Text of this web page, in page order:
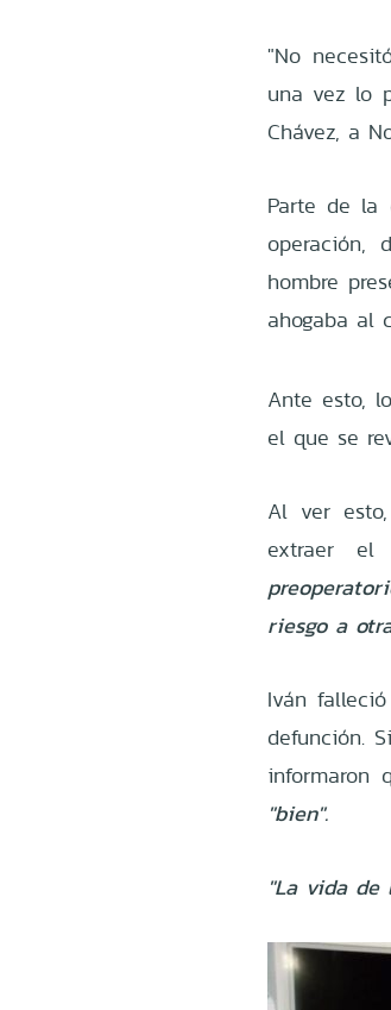
"No
una vez lo
Chávez, a
Parte de la
operación,
hombre
ahogaba al
Ante esto,
el que se
Al ver
extraer el
riesgo a
Iván
defunción.
informaron
"bien".
"La vida de